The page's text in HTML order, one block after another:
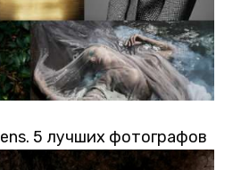
5 лучших фотографов